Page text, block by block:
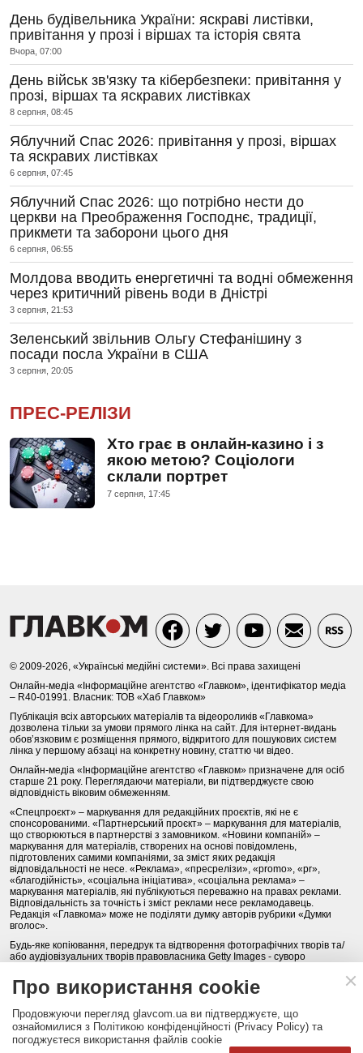
День будівельника України: яскраві листівки,
привітання у прозі і віршах та історія свята
Вчора, 07:00
День військ зв'язку та кібербезпеки: привітання у
прозі, віршах та яскравих листівках
8 серпня, 08:45
Яблучний Спас 2026: привітання у прозі, віршах
та яскравих листівках
6 серпня, 07:45
Яблучний Спас 2026: що потрібно нести до
церкви на Преображення Господнє, традиції,
прикмети та заборони цього дня
6 серпня, 06:55
Молдова вводить енергетичні та водні обмеження
через критичний рівень води в Дністрі
3 серпня, 21:53
Зеленський звільнив Ольгу Стефанішину з
посади посла України в США
3 серпня, 20:05
ПРЕС-РЕЛІЗИ
Хто грає в онлайн-казино і з
якою метою? Соціологи
склали портрет
7 серпня, 17:45
© 2009-2026, «Українські медійні системи». Всі права захищені
Онлайн-медіа «Інформаційне агентство «Главком», ідентифікатор медіа
– R40-01991. Власник: ТОВ «Хаб Главком»
Публікація всіх авторських матеріалів та відеороликів «Главкома»
дозволена тільки за умови прямого лінка на сайт. Для інтернет-видань
обов’язковим є розміщення прямого, відкритого для пошукових систем
лінка у першому абзаці на конкретну новину, статтю чи відео.
Онлайн-медіа «Інформаційне агентство «Главком» призначене для осіб
старше 21 року. Переглядаючи матеріали, ви підтверджуєте свою
відповідність віковим обмеженням.
«Спецпроєкт» – маркування для редакційних проєктів, які не є
спонсорованими. «Партнерський проєкт» – маркування для матеріалів,
що створюються в партнерстві з замовником. «Новини компаній» –
маркування для матеріалів, створених на основі повідомлень,
підготовлених самими компаніями, за зміст яких редакція
відповідальності не несе. «Реклама», «пресрелізи», «promo», «pr»,
«благодійність», «соціальна ініціатива», «соціальна реклама» –
маркування матеріалів, які публікуються переважно на правах реклами.
Відповідальність за точність і зміст реклами несе рекламодавець.
Редакція «Главкома» може не поділяти думку авторів рубрики «Думки
вголос».
Будь-яке копіювання, передрук та відтворення фотографічних творів та/
або аудіовізуальних творів правовласника Getty Images - суворо
Політика конфіденційності (Privacy Policy). Правила сайту
КОНТАКТИ НАША КОМАНДА АРХІВ
Партнери:DepositPhotos.com,opendatabot.ua
Про використання cookie
Продовжуючи перегляд glavcom.ua ви підтверджуєте, що
ознайомилися з Політикою конфіденційності (Privacy Policy) та
погоджуєтеся використання файлів cookie